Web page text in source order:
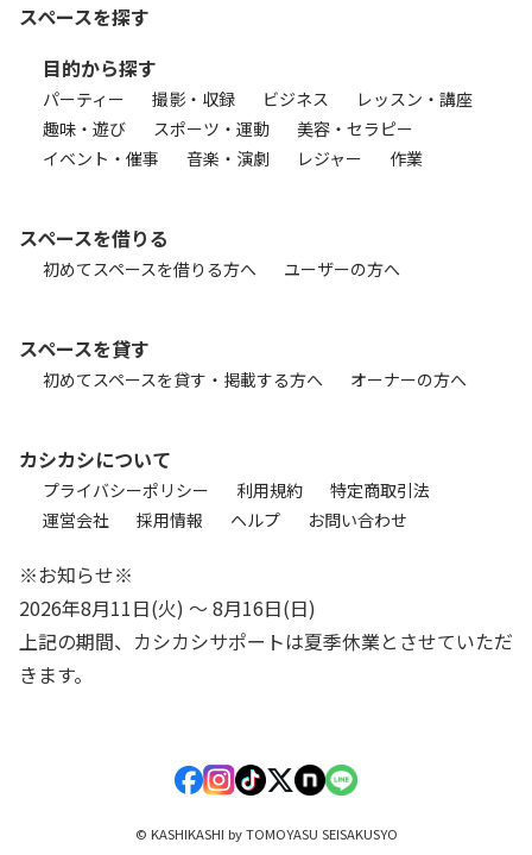
スペースを探す
目的から探す
パーティー 撮影・収録 ビジネス
レッスン・講座
趣味・遊び
スポーツ・運動
美容・セラピー
イベント・催事
音楽・演劇 レジャー 作業
スペースを借りる
初めてスペースを借りる方へ ユーザーの方へ
スペースを貸す
初めてスペースを貸す・掲載する方へ オーナーの方へ
カシカシについて
プライバシーポリシー 利用規約
特定商取引法
運営会社
採用情報 ヘルプ お問い合わせ
※お知らせ※
2026年8月11日(火) 〜 8月16日(日)
上記の期間、カシカシサポートは夏季休業とさせていただ
きます。
© KASHIKASHI by TOMOYASU SEISAKUSYO